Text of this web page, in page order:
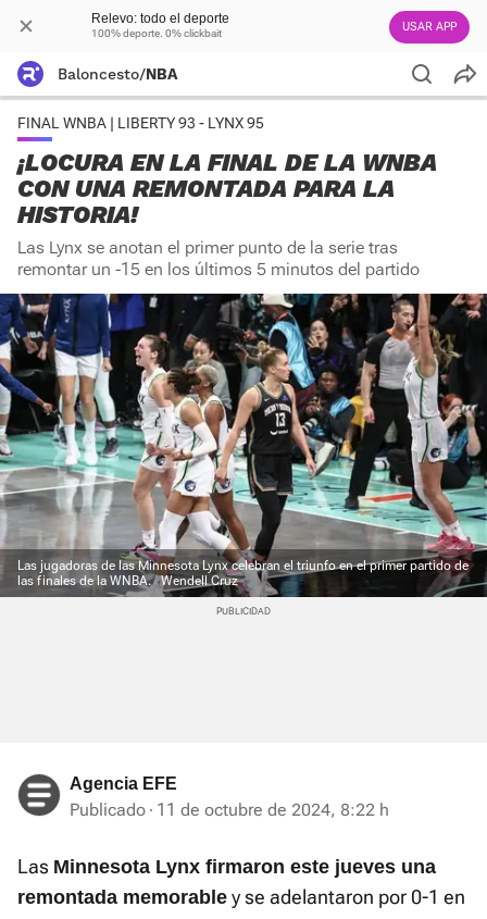
Relevo: todo el deporte
100% deporte. 0% clickbait USAR APP
Baloncesto/NBA
FINAL WNBA | LIBERTY 93 - LYNX 95
¡LOCURA EN LA FINAL DE LA WNBA
CON UNA REMONTADA PARA LA
HISTORIA!
Las Lynx se anotan el primer punto de la serie tras
remontar un -15 en los últimos 5 minutos del partido
Las jugadoras de las Minnesota Lynx celebran el triunfo en el primer partido de
las finales de la WNBA. Wendell Cruz
Agencia EFE
Publicado 11 de octubre de 2024, 8:22 h
Las Minnesota Lynx firmaron este jueves una
remontada memorable y se adelantaron por 0-1 en